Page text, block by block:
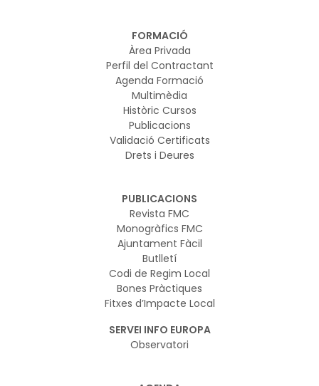
FORMACIÓ
Àrea Privada
Perfil del Contractant
Agenda Formació
Multimèdia
Històric Cursos
Publicacions
Validació Certificats
Drets i Deures
PUBLICACIONS
Revista FMC
Monogràfics FMC
Ajuntament Fàcil
Butlletí
Codi de Regim Local
Bones Pràctiques
Fitxes d’Impacte Local
SERVEI INFO EUROPA
Observatori